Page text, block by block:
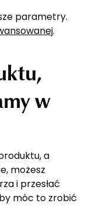
parametry.
.
w
a
możesz
i przesłać
móc to zrobić